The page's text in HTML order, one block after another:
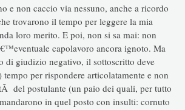
e non caccio via nessuno, anche a ricordo
trovarono il tempo per leggere la mia
loro merito. E poi, non si sa mai: non
capolavoro ancora ignoto. Ma
di giudizio negativo, il sottoscritto deve
tempo per rispondere articolatamente e non
del postulante (un paio dei quali, per tutto
in quel posto con insulti: cornuto